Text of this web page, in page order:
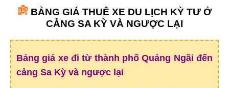
BẢNG GIÁ THUÊ XE DU LỊCH KỲ TƯ Ở
CẢNG SA KỲ VÀ NGƯỢC LẠI
Bảng giá xe đi từ thành phố Quảng Ngãi đến
cảng Sa Kỳ và ngược lại